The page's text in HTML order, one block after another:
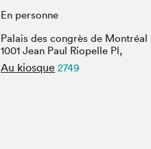
En personne
Palais des congrès de Montréal
1001 Jean Paul Riopelle Pl,
Au kiosque 2749